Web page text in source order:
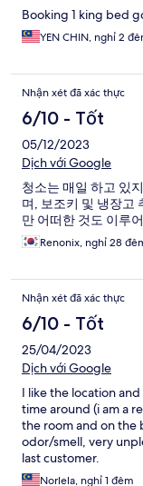
Booking 1 king bed
YEN CHIN, nghỉ 2
Nhận xét đã xác thực
6/10 - Tốt
05/12/2023
Dịch với Google
청소는 매일 하고 있
며, 보조키 및 냉장고
만 어떠한 것도 이루
Renonix, nghỉ 28
Nhận xét đã xác thực
6/10 - Tốt
25/04/2023
Dịch với Google
I like the location
time around (i am a
the room and on the
odor/smell, very
last customer.
Norlela, nghỉ 1 đêm